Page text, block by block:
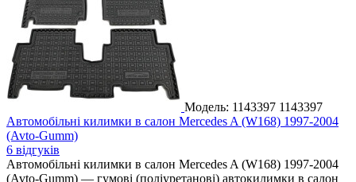
Модель: 1143397 1143397
Автомобільні килимки в салон Mercedes A (W168) 1997-2004
(Avto-Gumm)
6 відгуків
Автомобільні килимки в салон Mercedes A (W168) 1997-2004
(Avto-Gumm) — гумові (поліуретанові) автокилимки в салон